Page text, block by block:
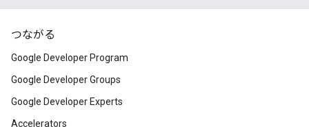
つながる
Google Developer Program
Google Developer Groups
Google Developer Experts
Accelerators